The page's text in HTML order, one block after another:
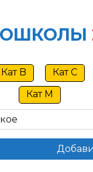
Кат B Кат C
Кат M